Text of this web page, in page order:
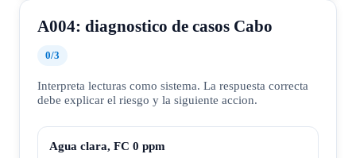
A004: diagnostico de casos Cabo
0/3
Interpreta lecturas como sistema. La respuesta correcta
debe explicar el riesgo y la siguiente accion.
Agua clara, FC 0 ppm